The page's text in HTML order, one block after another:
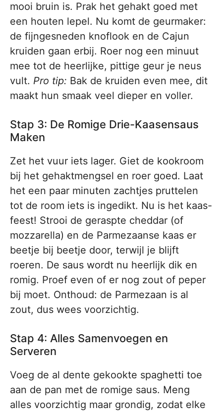
mooi bruin is. Prak het gehakt goed met
een houten lepel. Nu komt de geurmaker:
de fijngesneden knoflook en de Cajun
kruiden gaan erbij. Roer nog een minuut
mee tot de heerlijke, pittige geur je neus
vult. Pro tip: Bak de kruiden even mee, dit
maakt hun smaak veel dieper en voller.
Stap 3: De Romige Drie-Kaasensaus
Maken
Zet het vuur iets lager. Giet de kookroom
bij het gehaktmengsel en roer goed. Laat
het een paar minuten zachtjes pruttelen
tot de room iets is ingedikt. Nu is het kaas-
feest! Strooi de geraspte cheddar (of
mozzarella) en de Parmezaanse kaas er
beetje bij beetje door, terwijl je blijft
roeren. De saus wordt nu heerlijk dik en
romig. Proef even of er nog zout of peper
bij moet. Onthoud: de Parmezaan is al
zout, dus wees voorzichtig.
Stap 4: Alles Samenvoegen en
Serveren
Voeg de al dente gekookte spaghetti toe
aan de pan met de romige saus. Meng
alles voorzichtig maar grondig, zodat elke